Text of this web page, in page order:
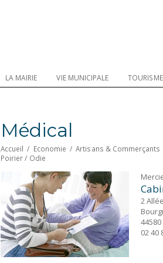
LA MAIRIE VIE MUNICIPALE TOURISME
Médical
Accueil / Economie /Artisans & Commerçants
Poirier / Odie
2
44580
02 40